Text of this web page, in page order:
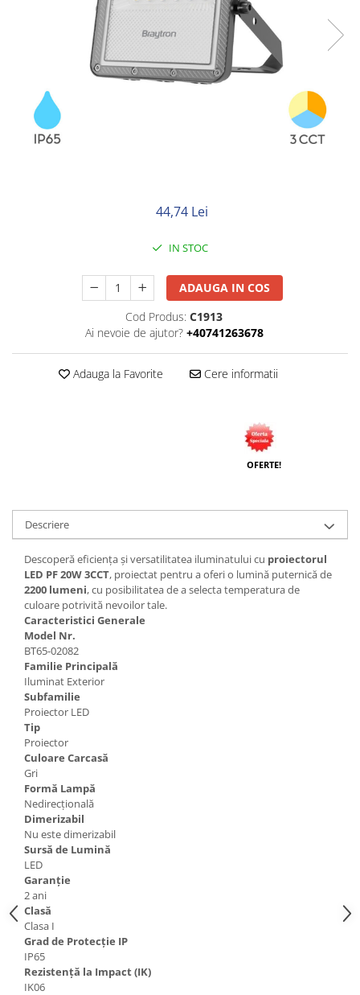
44,74 Lei
IN STOC
ADAUGA IN COS
Cod Produs: C1913
Ai nevoie de ajutor? +40741263678
Adauga la Favorite Cere informatii
OFERTE!
Descriere
Descoperă eficiența și versatilitatea iluminatului cu proiectorul
LED PF 20W 3CCT, proiectat pentru a oferi o lumină puternică de
2200 lumeni, cu posibilitatea de a selecta temperatura de
culoare potrivită nevoilor tale.
Caracteristici Generale
Model Nr.
BT65-02082
Familie Principală
Iluminat Exterior
Subfamilie
Proiector LED
Tip
Proiector
Culoare Carcasă
Gri
Formă Lampă
Nedirecțională
Dimerizabil
Nu este dimerizabil
Sursă de Lumină
LED
Garanție
2 ani
Clasă
Clasa I
Grad de Protecție IP
IP65
Rezistență la Impact (IK)
IK06